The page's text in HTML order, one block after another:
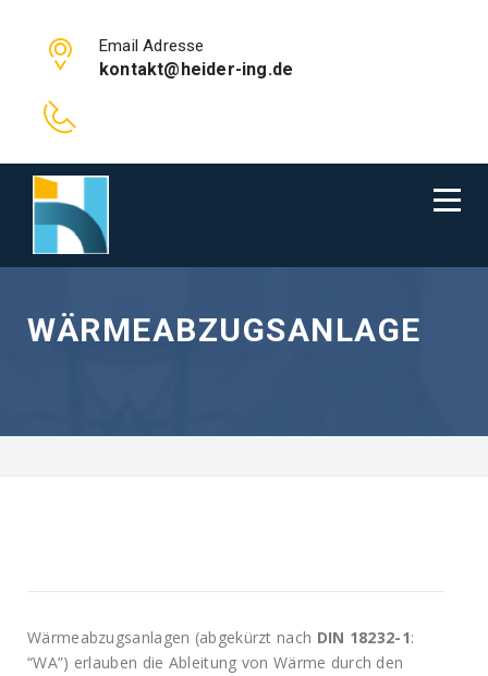
Email Adresse
kontakt@heider-ing.de
WÄRMEABZUGSANLAGE
Wärmeabzugsanlagen (abgekürzt nach DIN 18232-1:
“WA”) erlauben die Ableitung von Wärme durch den